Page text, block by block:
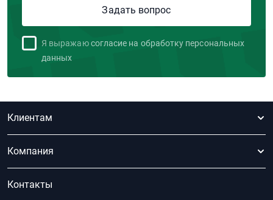
Я выражаю согласие на обработку персональных
данных
Клиентам
Компания
Контакты